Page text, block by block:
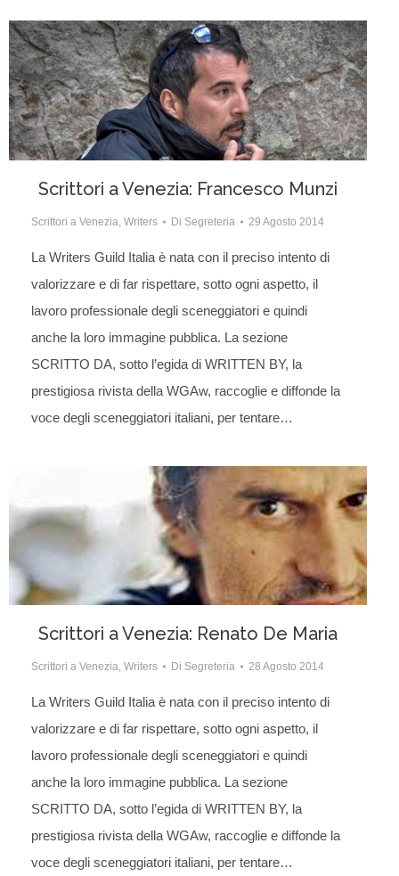
Scrittori a Venezia: Francesco Munzi
Scrittori a Venezia Writers Di Segreteria 29 Agosto 2014
La Writers Guild Italia è nata con il preciso intento di
valorizzare e di far rispettare, sotto ogni aspetto, il
lavoro professionale degli sceneggiatori e quindi
anche la loro immagine pubblica. La sezione
SCRITTO DA, sotto l’egida di WRITTEN BY, la
prestigiosa rivista della WGAw, raccoglie e diffonde la
voce degli sceneggiatori italiani, per tentare…
Scrittori a Venezia: Renato De Maria
Scrittori a Venezia, Writers Di Segreteria 28 Agosto 2014
La Writers Guild Italia è nata con il preciso intento di
valorizzare e di far rispettare, sotto ogni aspetto, il
lavoro professionale degli sceneggiatori e quindi
anche la loro immagine pubblica. La sezione
SCRITTO DA, sotto l’egida di WRITTEN BY, la
prestigiosa rivista della WGAw, raccoglie e diffonde la
voce degli sceneggiatori italiani, per tentare…